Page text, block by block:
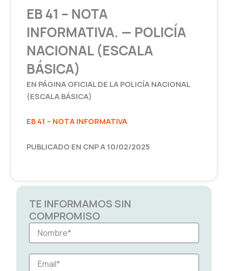
EB 41 – NOTA
INFORMATIVA. — POLICÍA
NACIONAL (ESCALA
BÁSICA)
EN PÁGINA OFICIAL DE LA POLICÍA NACIONAL
(ESCALA BÁSICA)
EB 41 – NOTA INFORMATIVA
PUBLICADO EN CNP A 10/02/2025
TE INFORMAMOS SIN
COMPROMISO